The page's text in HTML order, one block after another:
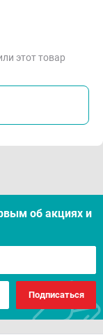
этот товар
об акцияx и
Подписаться